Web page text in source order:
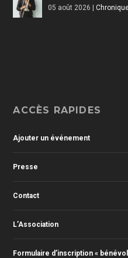
05 août 2026 |
ACCÈS RAPIDES
Ajouter un événement
Presse
Contact
L’Association
Formulaire d’inscription «